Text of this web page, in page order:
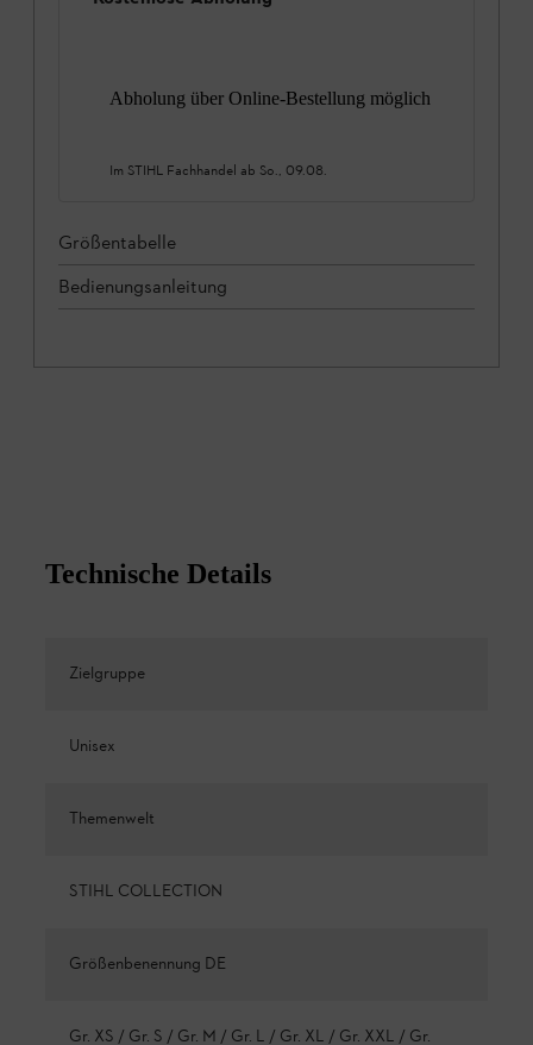
Abholung über Online-Bestellung möglich
Im STIHL Fachhandel ab So., 09.08.
Größentabelle
Bedienungsanleitung
Technische Details
Zielgruppe
Unisex
Themenwelt
STIHL COLLECTION
Größenbenennung DE
Gr. XS / Gr. S / Gr. M / Gr. L / Gr. XL / Gr. XXL / Gr.